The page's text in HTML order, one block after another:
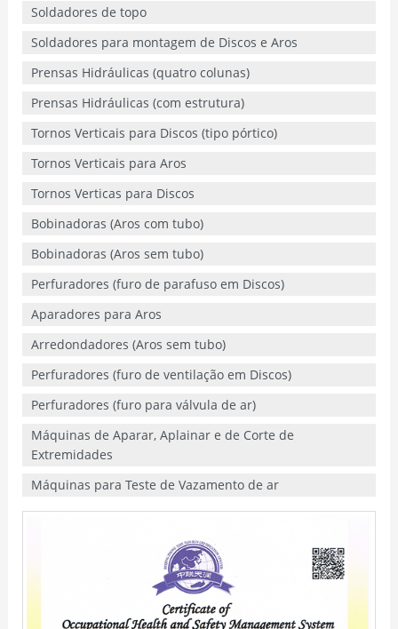
Soldadores de topo
Soldadores para montagem de Discos e Aros
Prensas Hidráulicas (quatro colunas)
Prensas Hidráulicas (com estrutura)
Tornos Verticais para Discos (tipo pórtico)
Tornos Verticais para Aros
Tornos Verticas para Discos
Bobinadoras (Aros com tubo)
Bobinadoras (Aros sem tubo)
Perfuradores (furo de parafuso em Discos)
Aparadores para Aros
Arredondadores (Aros sem tubo)
Perfuradores (furo de ventilação em Discos)
Perfuradores (furo para válvula de ar)
Máquinas de Aparar, Aplainar e de Corte de
Extremidades
Máquinas para Teste de Vazamento de ar